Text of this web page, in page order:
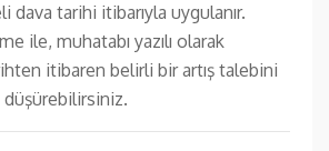
dava tarihi itibarıyla uygulanır.
ile, muhatabı yazılı olarak
itibaren belirli bir artış talebini